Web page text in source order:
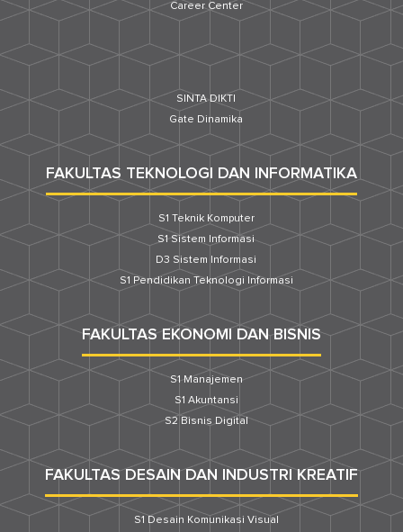
Career Center
SINTA DIKTI
Gate Dinamika
FAKULTAS TEKNOLOGI DAN INFORMATIKA
S1 Teknik Komputer
S1 Sistem Informasi
D3 Sistem Informasi
S1 Pendidikan Teknologi Informasi
FAKULTAS EKONOMI DAN BISNIS
S1 Manajemen
S1 Akuntansi
S2 Bisnis Digital
FAKULTAS DESAIN DAN INDUSTRI KREATIF
S1 Desain Komunikasi Visual